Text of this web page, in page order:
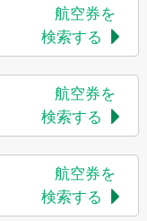
航空券を
検索する

航空券を
検索する

航空券を
検索する
